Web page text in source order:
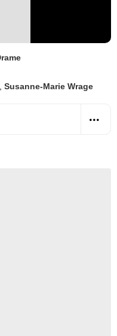
Susanne-Marie Wrage